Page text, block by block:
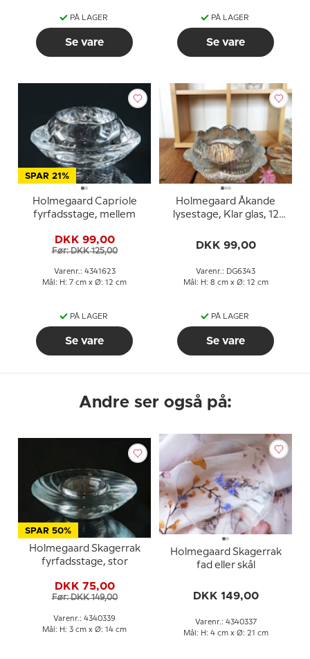
PÅ LAGER
Se vare
PÅ LAGER
Se vare
SPAR 21%
Holmegaard Capriole
fyrfadsstage, mellem
DKK 99,00
Før: DKK 125,00
Varenr.: 4341623
Mål: H: 7 cm x Ø: 12 cm
PÅ LAGER
Se vare
Holmegaard Åkande
lysestage, Klar glas, 12
DKK 99,00
Varenr.: DG6343
Mål: H: 8 cm x Ø: 12 cm
PÅ LAGER
Se vare
Andre ser også på:
SPAR 50%
Holmegaard Skagerrak
fyrfadsstage, stor
DKK 75,00
Før: DKK 149,00
Varenr.: 4340339
Mål: H: 3 cm x Ø: 14 cm
Holmegaard Skagerrak
fad eller skål
DKK 149,00
Varenr.: 4340337
Mål: H: 4 cm x Ø: 21 cm